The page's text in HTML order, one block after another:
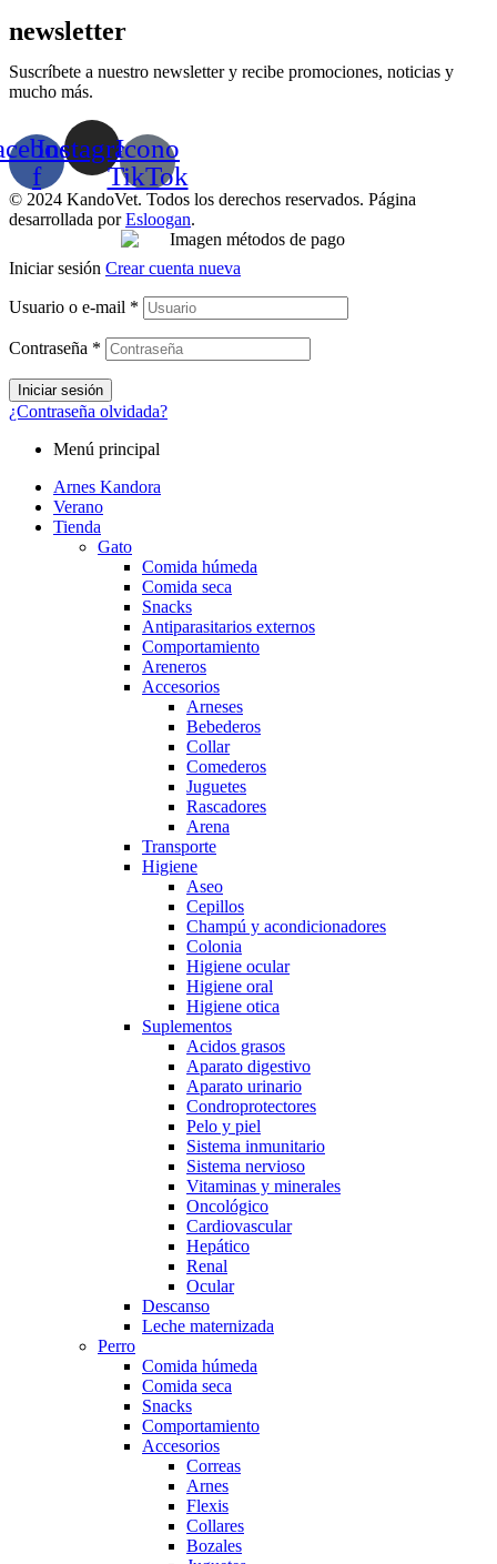
newsletter
Suscríbete a nuestro newsletter y recibe promociones, noticias y
mucho más.
f
InstagramIcono
TikTok
© 2024 KandoVet. Todos los derechos reservados. Página
desarrollada porEsloogan.
Iniciar sesión Crear cuenta nueva
Usuario o e-mail *
Contraseña *
Iniciar sesión
¿Contraseña olvidada?
Menú principal
Arnes Kandora
Verano
Tienda
Gato
Comida húmeda
Comida seca
Snacks
Antiparasitarios externos
Comportamiento
Areneros
Accesorios
Arneses
Bebederos
Collar
Comederos
Juguetes
Rascadores
Arena
Transporte
Higiene
Aseo
Cepillos
Champú y acondicionadores
Colonia
Higiene ocular
Higiene oral
Higiene otica
Suplementos
Acidos grasos
Aparato digestivo
Aparato urinario
Condroprotectores
Pelo y piel
Sistema inmunitario
Sistema nervioso
Vitaminas y minerales
Oncológico
Cardiovascular
Hepático
Renal
Ocular
Descanso
Leche maternizada
Perro
Comida húmeda
Comida seca
Snacks
Comportamiento
Accesorios
Correas
Arnes
Flexis
Collares
Bozales